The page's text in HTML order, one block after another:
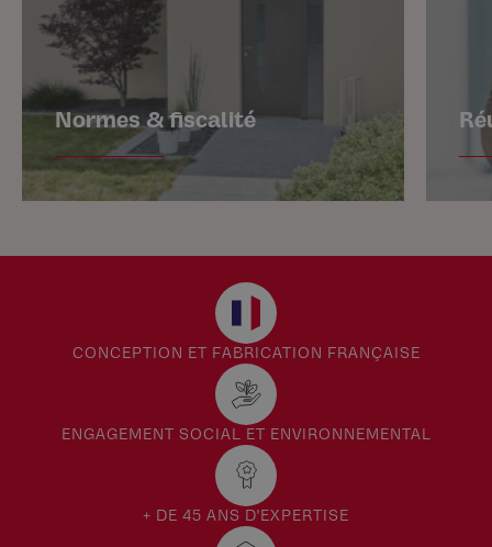
Normes & fiscalité
CONCEPTION ET FABRICATION FRANÇAISE
ENGAGEMENT SOCIAL ET ENVIRONNEMENTAL
+ DE 45 ANS D'EXPERTISE